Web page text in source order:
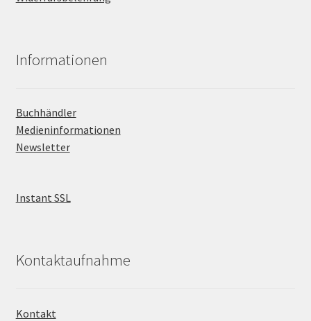
Informationen
Buchhändler
Medieninformationen
Newsletter
Instant SSL
Kontaktaufnahme
Kontakt